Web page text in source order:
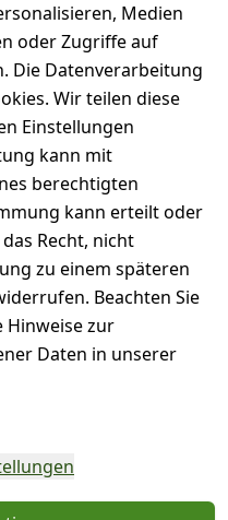
( 0
)
( 0
)
( 0
)
( 0
)
für
Medien
oder Zugriffe auf
Die Datenverarbeitung
Wir teilen diese
Einstellungen
kann mit
berechtigten
kann erteilt oder
Recht, nicht
zu einem späteren
Beachten Sie
Hinweise zur
Daten in unserer